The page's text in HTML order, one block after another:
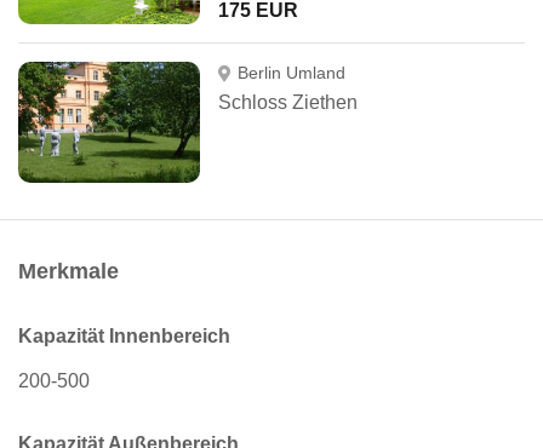
175 EUR
Berlin Umland
Schloss Ziethen
Merkmale
Kapazität Innenbereich
200-500
Kapazität Außenbereich